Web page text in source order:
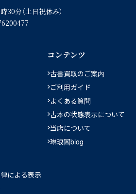
30分（土日祝休み）
コンテンツ
古書買取のご案内
ご利用ガイド
よくある質問
古本の状態表示について
当店について
琳琅閣blog
による表示